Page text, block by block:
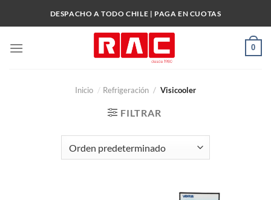
DESPACHO A TODO CHILE | PAGA EN CUOTAS
0
Inicio / Refrigeración / Visicooler
FILTRAR